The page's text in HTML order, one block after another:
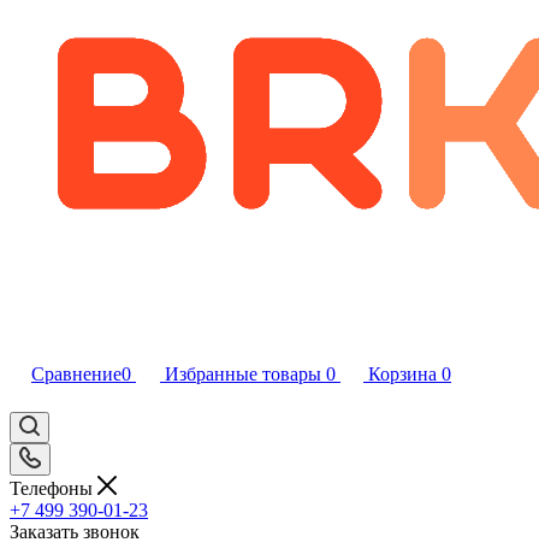
Сравнение0 Избранные товары 0 Корзина 0
Телефоны
+7 499 390-01-23
Заказать звонок